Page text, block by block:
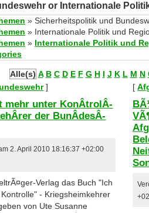
or Internationale
» Sicherheitspolitik und
» Internationale Politik und
» Internationale Politik und
Alle(s) A B C D E F G H I J K L M N
]
mehr unter KonÂ­trolÂ­
der BunÂ­desÂ­
2. April 2010 18:16:37 +02:00
Verlag das Buch "Ich
- Kriegsheimkehrer
von Ute Susanne
[